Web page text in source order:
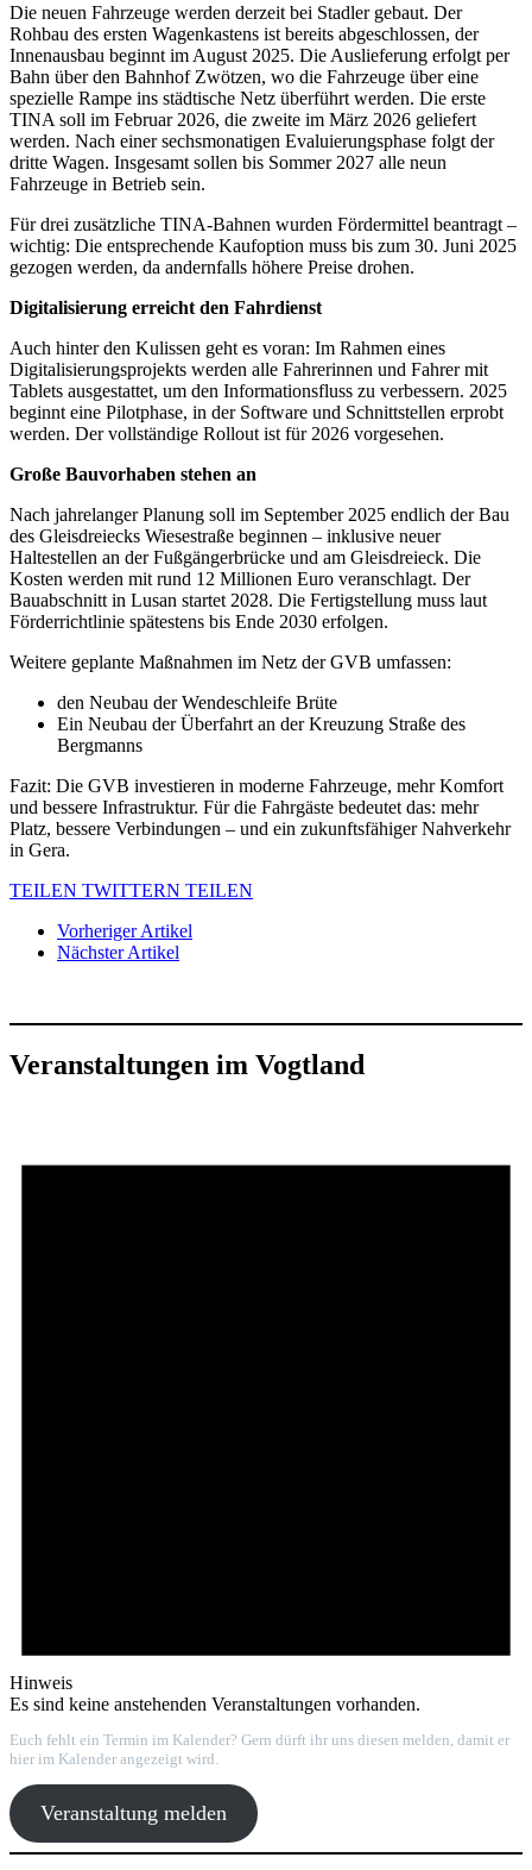
Die neuen Fahrzeuge werden derzeit bei Stadler gebaut. Der
Rohbau des ersten Wagenkastens ist bereits abgeschlossen, der
Innenausbau beginnt im August 2025. Die Auslieferung erfolgt per
Bahn über den Bahnhof Zwötzen, wo die Fahrzeuge über eine
spezielle Rampe ins städtische Netz überführt werden. Die erste
TINA soll im Februar 2026, die zweite im März 2026 geliefert
werden. Nach einer sechsmonatigen Evaluierungsphase folgt der
dritte Wagen. Insgesamt sollen bis Sommer 2027 alle neun
Fahrzeuge in Betrieb sein.
Für drei zusätzliche TINA-Bahnen wurden Fördermittel beantragt –
wichtig: Die entsprechende Kaufoption muss bis zum 30. Juni 2025
gezogen werden, da andernfalls höhere Preise drohen.
Digitalisierung erreicht den Fahrdienst
Auch hinter den Kulissen geht es voran: Im Rahmen eines
Digitalisierungsprojekts werden alle Fahrerinnen und Fahrer mit
Tablets ausgestattet, um den Informationsfluss zu verbessern. 2025
beginnt eine Pilotphase, in der Software und Schnittstellen erprobt
werden. Der vollständige Rollout ist für 2026 vorgesehen.
Große Bauvorhaben stehen an
Nach jahrelanger Planung soll im September 2025 endlich der Bau
des Gleisdreiecks Wiesestraße beginnen – inklusive neuer
Haltestellen an der Fußgängerbrücke und am Gleisdreieck. Die
Kosten werden mit rund 12 Millionen Euro veranschlagt. Der
Bauabschnitt in Lusan startet 2028. Die Fertigstellung muss laut
Förderrichtlinie spätestens bis Ende 2030 erfolgen.
Weitere geplante Maßnahmen im Netz der GVB umfassen:
den Neubau der Wendeschleife Brüte
Ein Neubau der Überfahrt an der Kreuzung Straße des
Bergmanns
Fazit: Die GVB investieren in moderne Fahrzeuge, mehr Komfort
und bessere Infrastruktur. Für die Fahrgäste bedeutet das: mehr
Platz, bessere Verbindungen – und ein zukunftsfähiger Nahverkehr
in Gera.
TEILEN TWITTERN TEILEN
Vorheriger Artikel
Nächster Artikel
Veranstaltungen im Vogtland
Hinweis
Es sind keine anstehenden Veranstaltungen vorhanden.
Euch fehlt ein Termin im Kalender? Gern dürft ihr uns diesen melden, damit er
hier im Kalender angezeigt wird.
Veranstaltung melden